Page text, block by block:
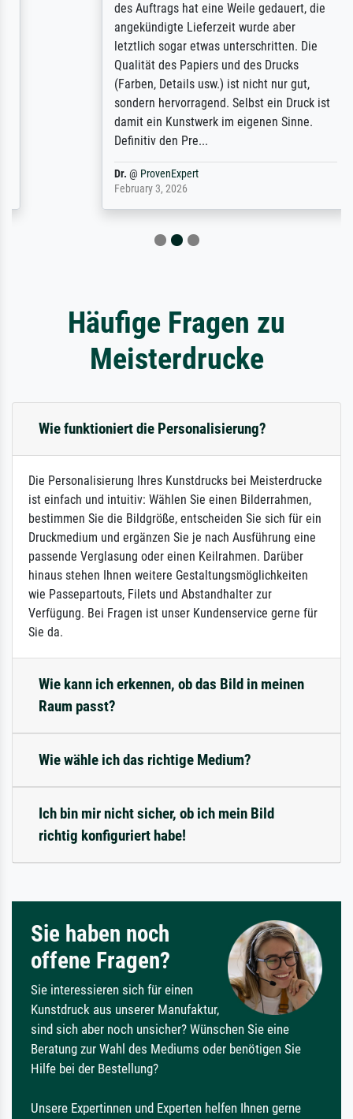
des Auftrags hat eine Weile gedauert, die
angekündigte Lieferzeit wurde aber
letztlich sogar etwas unterschritten. Die
Qualität des Papiers und des Drucks
(Farben, Details usw.) ist nicht nur gut,
sondern hervorragend. Selbst ein Druck ist
damit ein Kunstwerk im eigenen Sinne.
Definitiv den Pre...
ProvenExpert
February 3, 2026
Häufige Fragen zu
Meisterdrucke
Wie funktioniert die Personalisierung?
Die Personalisierung Ihres Kunstdrucks bei Meisterdrucke
ist einfach und intuitiv: Wählen Sie einen Bilderrahmen,
bestimmen Sie die Bildgröße, entscheiden Sie sich für ein
Druckmedium und ergänzen Sie je nach Ausführung eine
passende Verglasung oder einen Keilrahmen. Darüber
hinaus stehen Ihnen weitere Gestaltungsmöglichkeiten
wie Passepartouts, Filets und Abstandhalter zur
Verfügung. Bei Fragen ist unser Kundenservice gerne für
Sie da.
Wie kann ich erkennen, ob das Bild in meinen
Raum passt?
Wie wähle ich das richtige Medium?
Ich bin mir nicht sicher, ob ich mein Bild
richtig konfiguriert habe!
Sie haben noch
offene Fragen?
Sie interessieren sich für einen
Kunstdruck aus unserer Manufaktur,
sind sich aber noch unsicher? Wünschen Sie eine
Beratung zur Wahl des Mediums oder benötigen Sie
Hilfe bei der Bestellung?
Unsere Expertinnen und Experten helfen Ihnen gerne